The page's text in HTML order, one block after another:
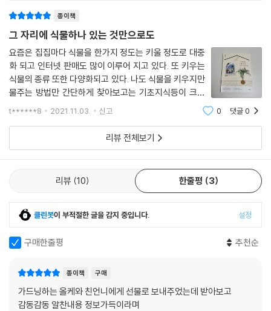
종이책
그 자리에 식물하나 있는 것만으로도
요즘은 집집마다 식물을 한가지 정도는 키울 정도로 대중
화 되고 인터넷 판매도 많이 이루어 지고 있다. 또 키우는
식물의 종류 또한 다양화되고 있다. 나도 식물을 키우지만
물주는 방법만 간단하게 찾아보고는 기초지식등이 크게
없이 키우고 있는데 ＜그 자리에 식물하나 있는 것만으로
법, 더 나아가 이런 지식들을 통해서 반려
t******8 2021.11.03. 신고 0 댓글0
리뷰 전체보기
리뷰 10 한줄평 3
클린봇이 부적절한 글을 감지 중입니다. 설정
구매한줄평 추천순
종이책 구매
가드닝하는 올케와 친언니에게 선물로 보내주었는데 받아보고
감동감동 알찬내용 정보가득이라며